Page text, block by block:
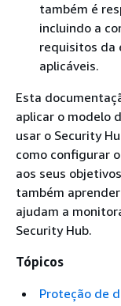
também é
incluindo a
requisitos da
aplicáveis.
Esta
aplicar o modelo
usar o Security
como configurar
aos seus
também
ajudam a
Security Hub.
Tópicos
Proteção de